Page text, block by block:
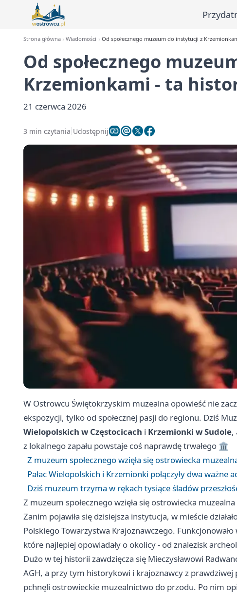
Strona główna Wiadomości Od społecznego muzeum do instytucji z
Od społecznego
Krzemionkami - ta
21 czerwca 2026
3 min czytania Udostępnij
W Ostrowcu Świętokrzyskim muzealna opowieść nie
ekspozycji, tylko od społecznej pasji do regionu. Dziś
Wielopolskich w Częstocicach i Krzemionki w Sudole,
z lokalnego zapału powstaje coś naprawdę trwałego 🏛️
Z muzeum społecznego wzięła się ostrowiecka
Pałac Wielopolskich i Krzemionki połączyły dwa ważne
Dziś muzeum trzyma w rękach tysiące śladów
Z muzeum społecznego wzięła się ostrowiecka
Zanim pojawiła się dzisiejsza instytucja, w mieście
Polskiego Towarzystwa Krajoznawczego. Funkcjonowało
które najlepiej opowiadały o okolicy - od znalezisk
Dużo w tej historii zawdzięcza się Mieczysławowi
AGH, a przy tym historykowi i krajoznawcy z prawdziwej
pchnęli ostrowieckie muzealnictwo do przodu. Po nim